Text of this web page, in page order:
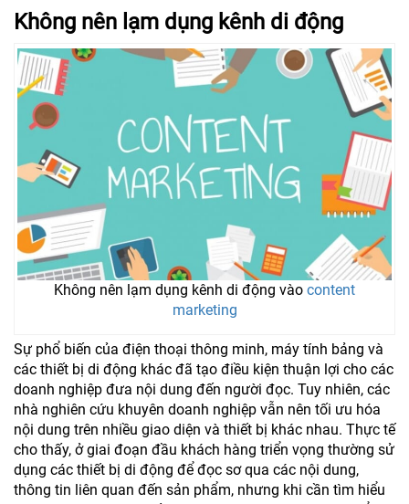
Không nên lạm dụng kênh di động
Không nên lạm dụng kênh di động vào content
marketing
Sự phổ biến của điện thoại thông minh, máy tính bảng và
các thiết bị di động khác đã tạo điều kiện thuận lợi cho các
doanh nghiệp đưa nội dung đến người đọc. Tuy nhiên, các
nhà nghiên cứu khuyên doanh nghiệp vẫn nên tối ưu hóa
nội dung trên nhiều giao diện và thiết bị khác nhau. Thực tế
cho thấy, ở giai đoạn đầu khách hàng triển vọng thường sử
dụng các thiết bị di động để đọc sơ qua các nội dung,
thông tin liên quan đến sản phẩm, nhưng khi cần tìm hiểu